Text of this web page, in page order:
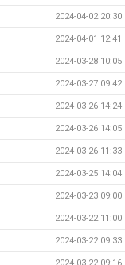
2024-04-02 20:30
2024-04-01 12:41
2024-03-28 10:05
2024-03-27 09:42
2024-03-26 14:24
2024-03-26 14:05
2024-03-26 11:33
2024-03-25 14:04
2024-03-23 09:00
2024-03-22 11:00
2024-03-22 09:33